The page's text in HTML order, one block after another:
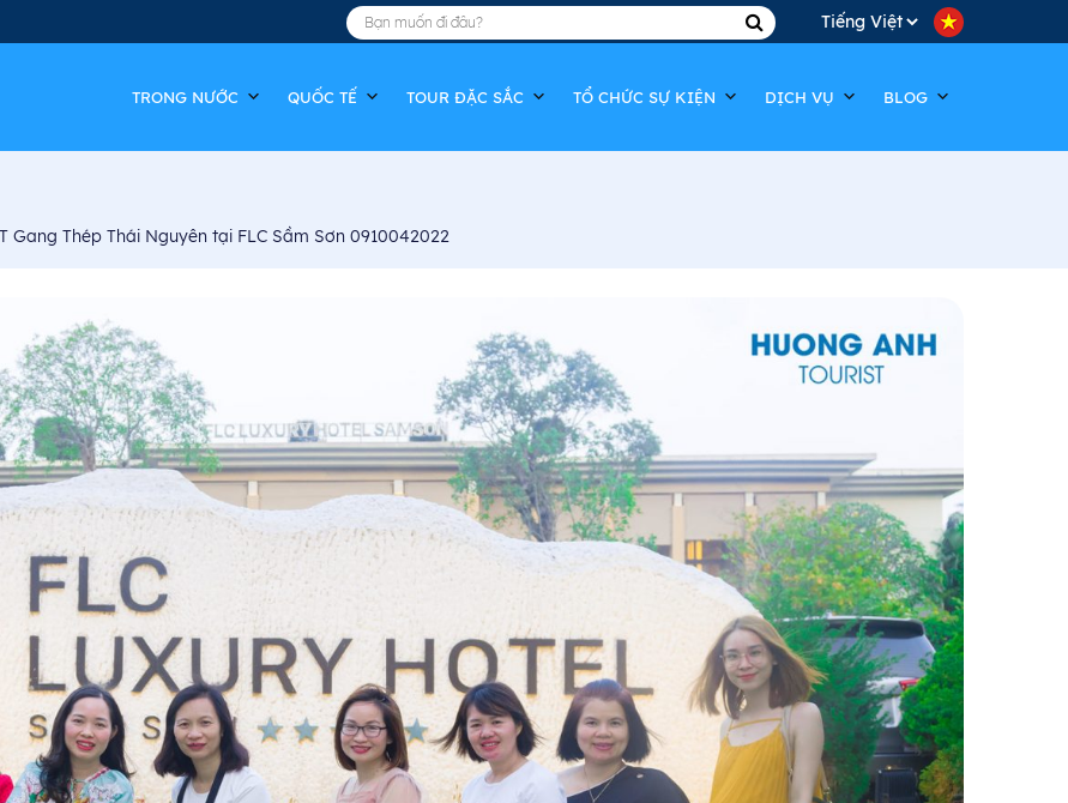
TRONG NƯỚC QUỐC TẾ TOUR ĐẶC SẮC TỔ CHỨC SỰ KIỆN DỊCH VỤ BLOG
Gang Thép Thái Nguyên tại FLC Sầm Sơn 0910042022